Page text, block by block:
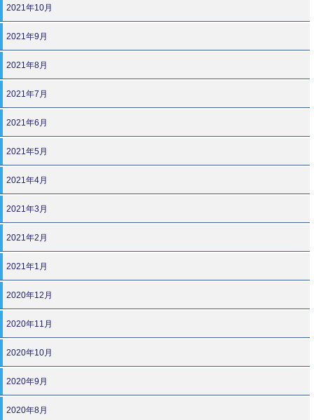
2021年10月
2021年9月
2021年8月
2021年7月
2021年6月
2021年5月
2021年4月
2021年3月
2021年2月
2021年1月
2020年12月
2020年11月
2020年10月
2020年9月
2020年8月